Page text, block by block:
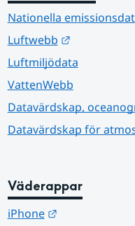
Nationella
Luftwebb
Länk till
Luftmiljödata
VattenWebb
Datavärdskap,
Datavärdskap för
Väderappar
iPhone Länk till annan